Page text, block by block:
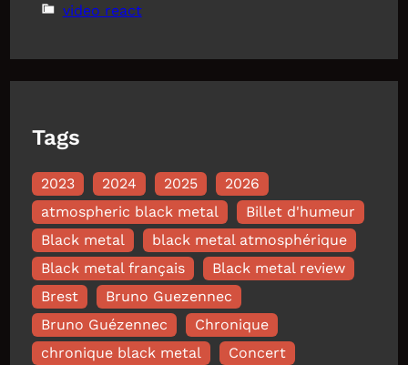
video react
Tags
2023 2024 2025
2026
atmospheric black metal
Billet d'humeur
Black metal
black metal atmosphérique
Black metal français
Black metal review
Brest
Bruno Guezennec
Bruno Guézennec
Chronique
chronique black metal
Concert